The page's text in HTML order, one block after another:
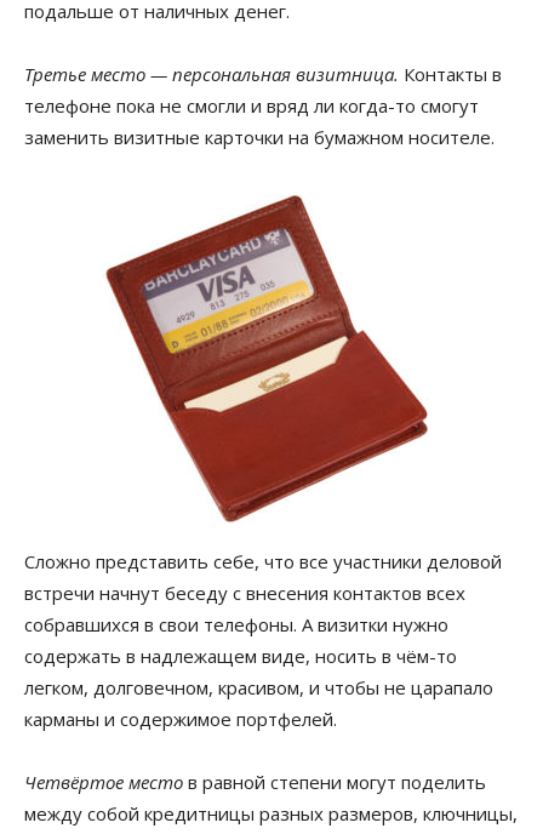
подальше от наличных денег.
Третье место — персональная визитница. Контакты в
телефоне пока не смогли и вряд ли когда-то смогут
заменить визитные карточки на бумажном носителе.
Сложно представить себе, что все участники деловой
встречи начнут беседу с внесения контактов всех
собравшихся в свои телефоны. А визитки нужно
содержать в надлежащем виде, носить в чём-то
легком, долговечном, красивом, и чтобы не царапало
карманы и содержимое портфелей.
Четвёртое место в равной степени могут поделить
между собой кредитницы разных размеров, ключницы,